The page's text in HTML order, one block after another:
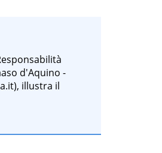
d'Aquino -
illustra il